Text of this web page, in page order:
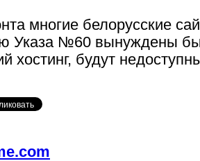
многие белорусские
Указа №60 вынуждены
хостинг, будут